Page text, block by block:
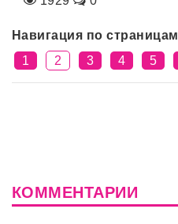
Навигация по страницам
1
2 3 4 5
КОММЕНТАРИИ